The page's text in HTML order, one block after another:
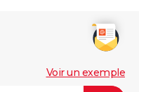
Voir un exemple